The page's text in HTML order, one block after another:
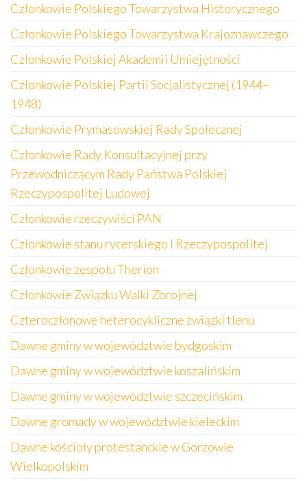
Członkowie Polskiego Towarzystwa Historycznego
Członkowie Polskiego Towarzystwa Krajoznawczego
Członkowie Polskiej Akademii Umiejętności
Członkowie Polskiej Partii Socjalistycznej (1944–
1948)
Członkowie Prymasowskiej Rady Społecznej
Członkowie Rady Konsultacyjnej przy
Przewodniczącym Rady Państwa Polskiej
Rzeczypospolitej Ludowej
Członkowie rzeczywiści PAN
Członkowie stanu rycerskiego I Rzeczypospolitej
Członkowie zespołu Therion
Członkowie Związku Walki Zbrojnej
Czteroczłonowe heterocykliczne związki tlenu
Dawne gminy w województwie bydgoskim
Dawne gminy w województwie koszalińskim
Dawne gminy w województwie szczecińskim
Dawne gromady w województwie kieleckim
Dawne kościoły protestanckie w Gorzowie
Wielkopolskim